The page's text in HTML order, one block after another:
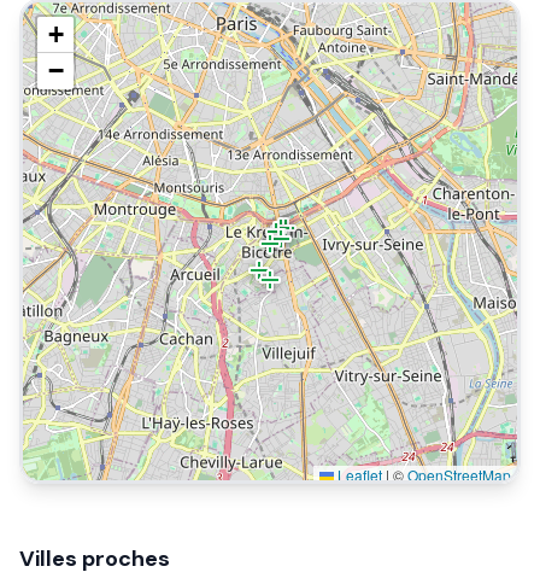
+
−
Leaflet | ©OpenStreetMap
Villes proches